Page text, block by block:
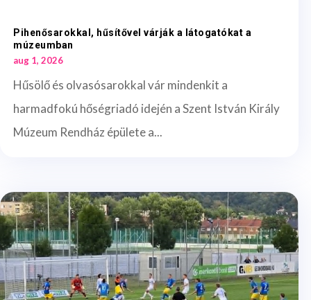
Pihenősarokkal, hűsítővel várják a látogatókat a
múzeumban
aug 1, 2026
Hűsölő és olvasósarokkal vár mindenkit a
harmadfokú hőségriadó idején a Szent István Király
Múzeum Rendház épülete a...